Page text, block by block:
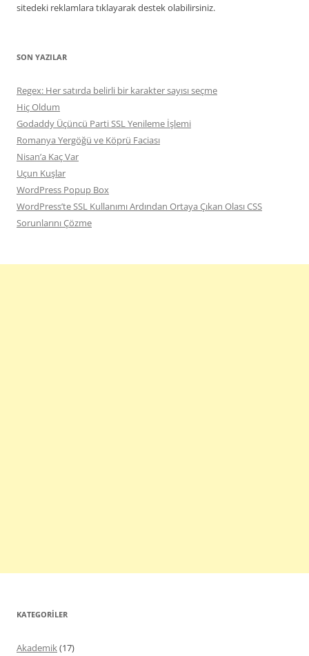
sitedeki reklamlara tıklayarak destek olabilirsiniz.
SON YAZILAR
Regex: Her satırda belirli bir karakter sayısı seçme
Hiç Oldum
Godaddy Üçüncü Parti SSL Yenileme İşlemi
Romanya Yergöğü ve Köprü Faciası
Nisan’a Kaç Var
Uçun Kuşlar
WordPress Popup Box
WordPress’te SSL Kullanımı Ardından Ortaya Çıkan Olası CSS
Sorunlarını Çözme
KATEGORILER
Akademik (17)